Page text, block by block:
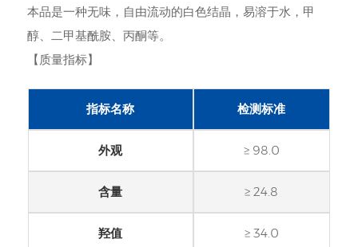
本品是一种无味，自由流动的白色结晶，易溶于水，甲
醇、二甲基酰胺、丙酮等。
【质量指标】
指标名称 检测标准
外观 ≥ 98.0
含量 ≥ 24.8
羟值 ≥ 34.0